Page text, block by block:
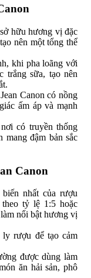
hữu hương vị đặc
nên một tổng thể
khi pha loãng với
trắng sữa, tạo nên
Canon có nồng
ấm áp và mạnh
có truyền thống
mang đậm bản sắc
Canon
nhất của rượu
tỷ lệ 1:5 hoặc
nổi bật hương vị
ly rượu để tạo cảm
được dùng làm
ăn hải sản, phô